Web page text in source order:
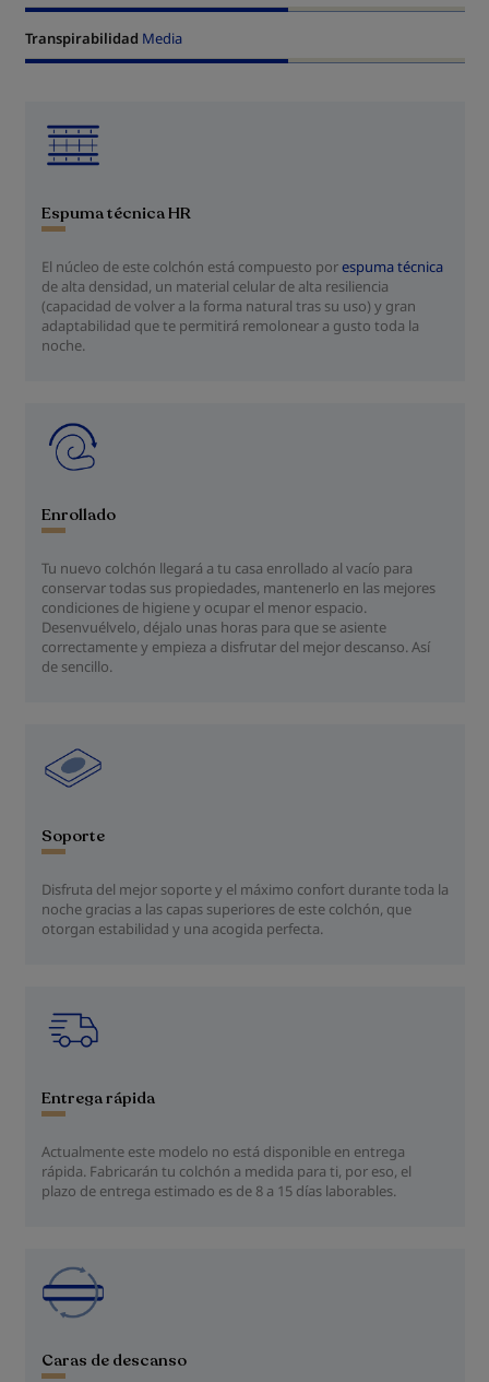
Transpirabilidad Media
Espuma técnica HR
El núcleo de este colchón está compuesto porespuma técnica
de alta densidad, un material celular de alta resiliencia
(capacidad de volver a la forma natural tras su uso) y gran
adaptabilidad que te permitirá remolonear a gusto toda la
noche.
Enrollado
Tu nuevo colchón llegará a tu casa enrollado al vacío para
conservar todas sus propiedades, mantenerlo en las mejores
condiciones de higiene y ocupar el menor espacio.
Desenvuélvelo, déjalo unas horas para que se asiente
correctamente y empieza a disfrutar del mejor descanso. Así
de sencillo.
Soporte
Disfruta del mejor soporte y el máximo confort durante toda la
noche gracias a las capas superiores de este colchón, que
otorgan estabilidad y una acogida perfecta.
Entrega rápida
Actualmente este modelo no está disponible en entrega
rápida. Fabricarán tu colchón a medida para ti, por eso, el
plazo de entrega estimado es de 8 a 15 días laborables.
Caras de descanso